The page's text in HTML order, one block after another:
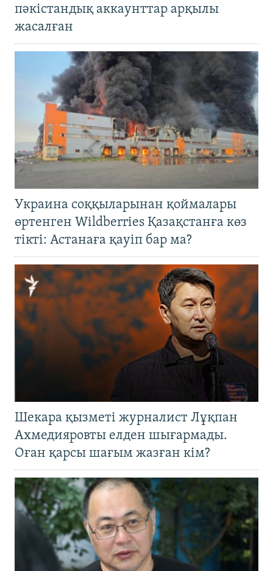
пәкістандық аккаунттар арқылы
жасалған
Украина соққыларынан қоймалары
өртенген Wildberries Қазақстанға көз
тікті: Астанаға қауіп бар ма?
Шекара қызметі журналист Лұқпан
Ахмедияровты елден шығармады.
Оған қарсы шағым жазған кім?